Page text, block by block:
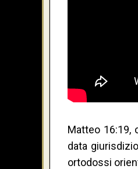
Matteo 16:19,
data
ortodossi